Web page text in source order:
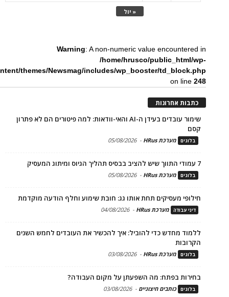
« יול
Warning: A non-numeric value encountered in
/home/hrusco/public_html/wp-
themes/Newsmag/includes/wp_booster/td_block.php
on line248
כתבות אחרונות
שימור עובדים בעידן ה-AI והאי-וודאות: למה פיטורים הם לא פתרון
קסם
בלוגים מערכת HRus -
05/08/2026
7 עמודי התווך שיש להציב בבסיס תהליך הגיוס ומיתוג המעסיק
בלוגים מערכת HRus -
05/08/2026
חילופי מעסיקים תחת אותו גג: חובת שימוע וחלף הודעה מוקדמת
דיני עבודה מערכת HRus -
04/08/2026
ללמוד מחדש כדי להוביל: איך להכשיר את העובדים לחמש השנים
הקרובות
בלוגים מערכת HRus -
03/08/2026
בחירות בפתח: מה השפעתן על מקום העבודה?
בלוגים כותבים חיצוניים -
03/08/2026